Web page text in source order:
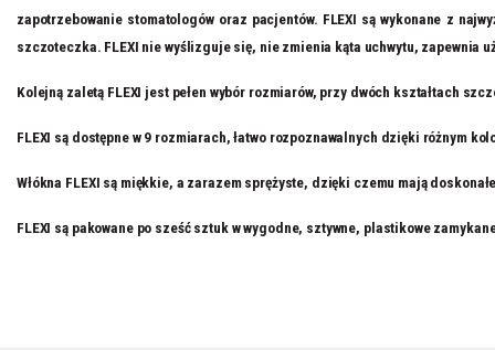
zapotrzebowanie stomatologów oraz pacjentów. FLEXI są wykonane z
szczoteczka. FLEXI nie wyślizguje się, nie zmienia kąta uchwytu, zapewnia
Kolejną zaletą FLEXI jest pełen wybór rozmiarów, przy dwóch kształtach
FLEXI są dostępne w 9 rozmiarach, łatwo rozpoznawalnych dzięki różnym
Włókna FLEXI są miękkie, a zarazem sprężyste, dzięki czemu mają
FLEXI są pakowane po sześć sztuk w wygodne, sztywne, plastikowe